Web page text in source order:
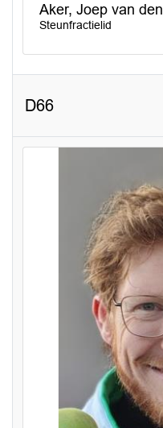
Aker, Joep van den
Steunfractielid
D66